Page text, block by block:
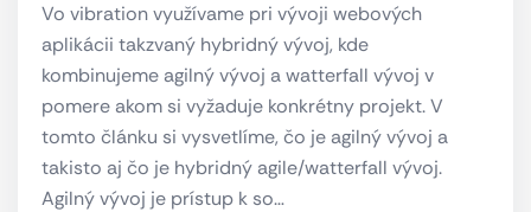
Vo vibration využívame pri vývoji webových
aplikácii takzvaný hybridný vývoj, kde
kombinujeme agilný vývoj a watterfall vývoj v
pomere akom si vyžaduje konkrétny projekt. V
tomto článku si vysvetlíme, čo je agilný vývoj a
takisto aj čo je hybridný agile/watterfall vývoj.
Agilný vývoj je prístup k so…